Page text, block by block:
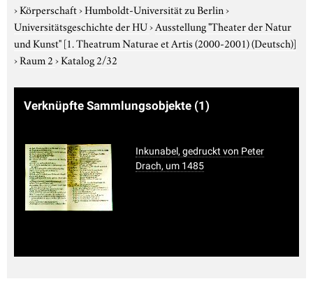
›Körperschaft›Humboldt-Universität zu Berlin›
Universitätsgeschichte der HU›Ausstellung "Theater der Natur
und Kunst"[1. Theatrum Naturae et Artis (2000-2001) (Deutsch)]
›Raum 2›Katalog 2/32
Verknüpfte Sammlungsobjekte (1)
Inkunabel, gedruckt von Peter
Drach, um 1485